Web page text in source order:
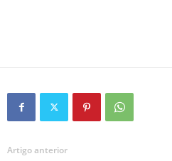
Artigo anterior